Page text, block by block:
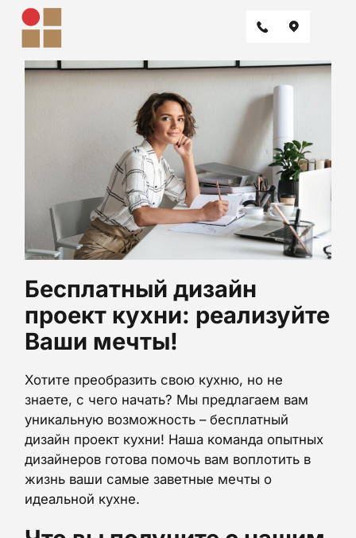
Бесплатный дизайн
проект кухни: реализуйте
Ваши мечты!
Хотите преобразить свою кухню, но не
знаете, с чего начать? Мы предлагаем вам
уникальную возможность – бесплатный
дизайн проект кухни! Наша команда опытных
дизайнеров готова помочь вам воплотить в
жизнь ваши самые заветные мечты о
идеальной кухне.